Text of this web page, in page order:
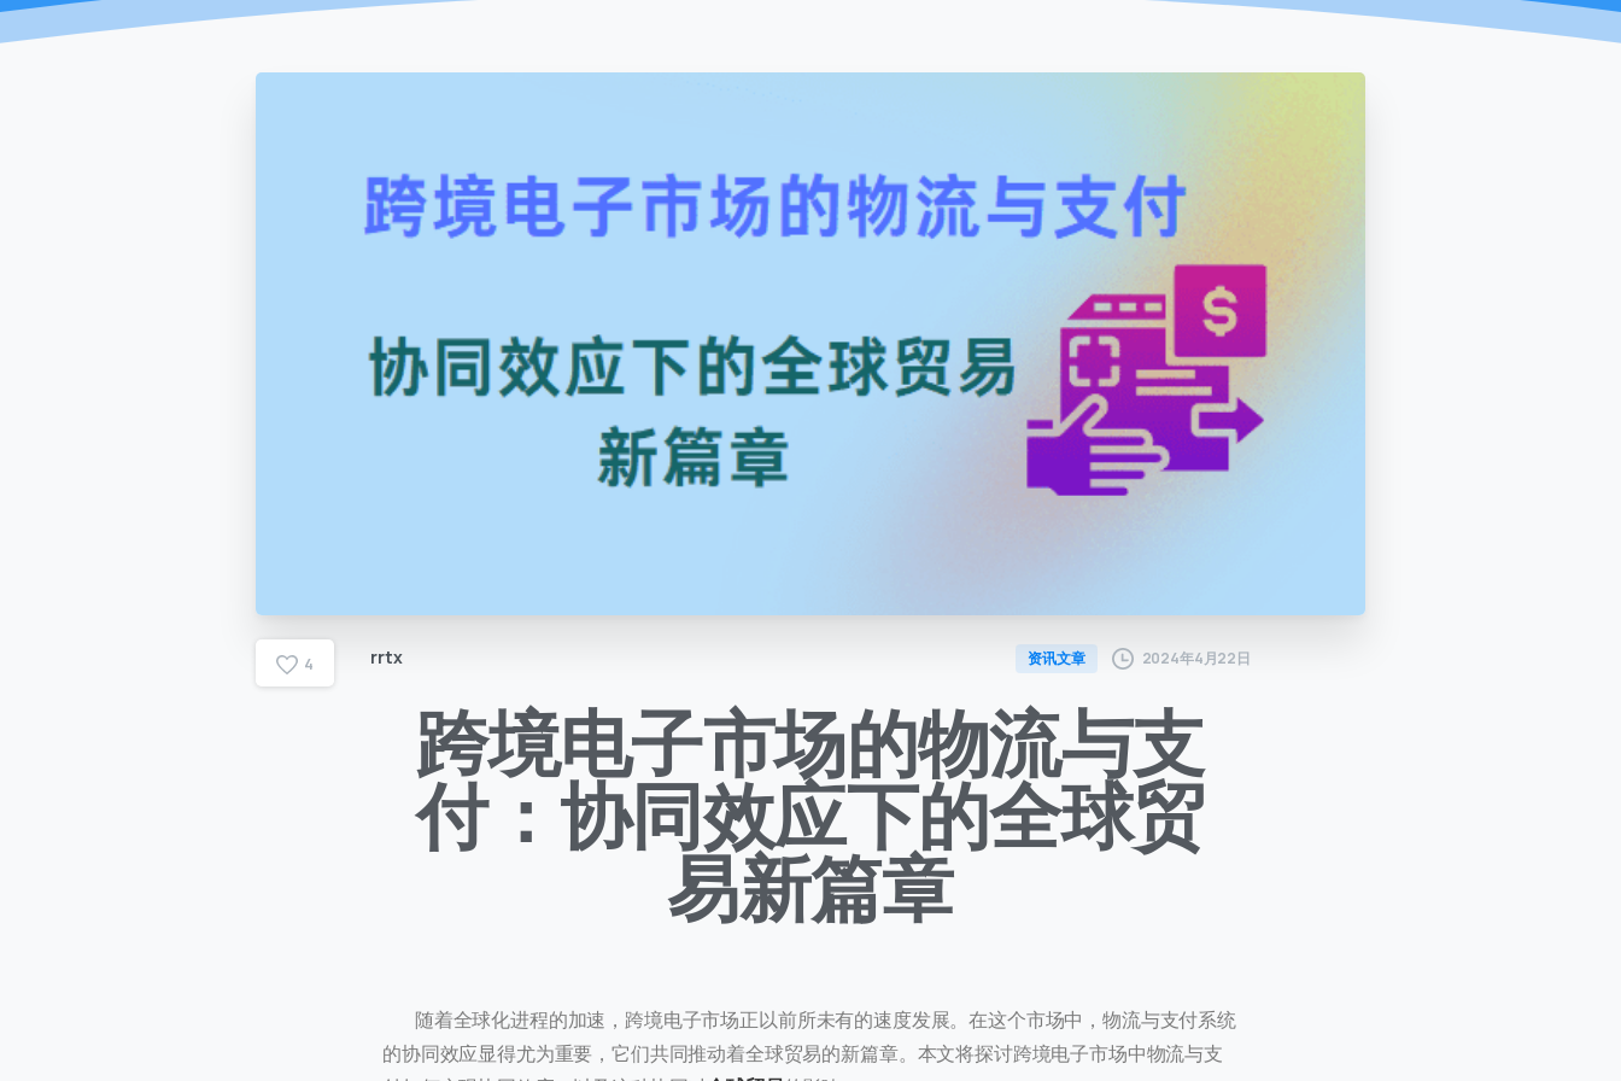
4 rrtx 资讯文章 2024年4月22日
跨境电子市场的物流与支
付：协同效应下的全球贸
易新篇章
随着全球化进程的加速，跨境电子市场正以前所未有的速度发展。在这个市场中，物流与支付系统
的协同效应显得尤为重要，它们共同推动着全球贸易的新篇章。本文将探讨跨境电子市场中物流与支